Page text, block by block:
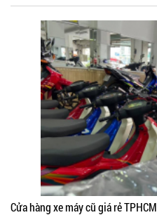
Cửa hàng xe máy cũ giá rẻ TPHCM